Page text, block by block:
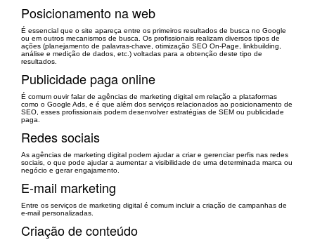
Posicionamento na web
É essencial que o site apareça entre os primeiros resultados de busca no Google
ou em outros mecanismos de busca. Os profissionais realizam diversos tipos de
ações (planejamento de palavras-chave, otimização SEO On-Page, linkbuilding,
análise e medição de dados, etc.) voltadas para a obtenção deste tipo de
resultados.
Publicidade paga online
É comum ouvir falar de agências de marketing digital em relação a plataformas
como o Google Ads, e é que além dos serviços relacionados ao posicionamento de
SEO, esses profissionais podem desenvolver estratégias de SEM ou publicidade
paga.
Redes sociais
As agências de marketing digital podem ajudar a criar e gerenciar perfis nas redes
sociais, o que pode ajudar a aumentar a visibilidade de uma determinada marca ou
negócio e gerar engajamento.
E-mail marketing
Entre os serviços de marketing digital é comum incluir a criação de campanhas de
e-mail personalizadas.
Criação de conteúdo